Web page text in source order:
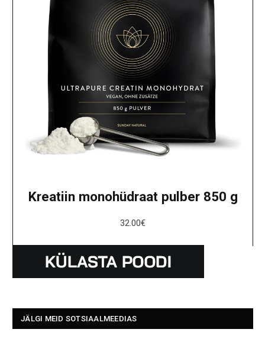
Kreatiin monohüdraat pulber 850 g
32.00€
JÄLGI MEID SOTSIAALMEEDIAS